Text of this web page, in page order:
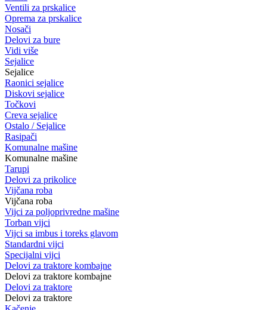
Ventili za prskalice
Oprema za prskalice
Nosači
Delovi za bure
Vidi više
Sejalice
Sejalice
Raonici sejalice
Diskovi sejalice
Točkovi
Creva sejalice
Ostalo / Sejalice
Rasipači
Komunalne mašine
Komunalne mašine
Tarupi
Delovi za prikolice
Vijčana roba
Vijčana roba
Vijci za poljoprivredne mašine
Torban vijci
Vijci sa imbus i toreks glavom
Standardni vijci
Specijalni vijci
Delovi za traktore kombajne
Delovi za traktore kombajne
Delovi za traktore
Delovi za traktore